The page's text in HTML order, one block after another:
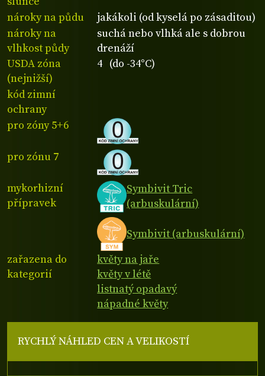
nároky na půdu
jakákoli (od kyselá po zásaditou)
nároky na
vlhkost půdy
suchá nebo vlhká ale s dobrou
drenáží
USDA zóna
(nejnižší)
4 (do -34°C)
kód zimní
ochrany
pro zóny 5+6
pro zónu 7
mykorhizní
přípravek
Symbivit Tric
(arbuskulární)
Symbivit (arbuskulární)
zařazena do
kategorií
květy na jaře
květy v létě
listnatý opadavý
nápadné květy
RYCHLÝ NÁHLED CEN A VELIKOSTÍ